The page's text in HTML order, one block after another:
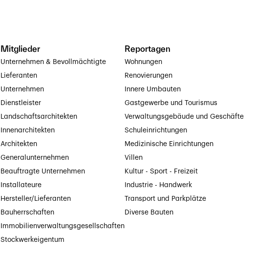
Mitglieder
Unternehmen & Bevollmächtigte
Lieferanten
Unternehmen
Dienstleister
Landschaftsarchitekten
Innenarchitekten
Architekten
Generalunternehmen
Beauftragte Unternehmen
Installateure
Hersteller/Lieferanten
Bauherrschaften
Immobilienverwaltungsgesellschaften
Stockwerkeigentum
Reportagen
Wohnungen
Renovierungen
Innere Umbauten
Gastgewerbe und Tourismus
Verwaltungsgebäude und Geschäfte
Schuleinrichtungen
Medizinische Einrichtungen
Villen
Kultur - Sport - Freizeit
Industrie - Handwerk
Transport und Parkplätze
Diverse Bauten